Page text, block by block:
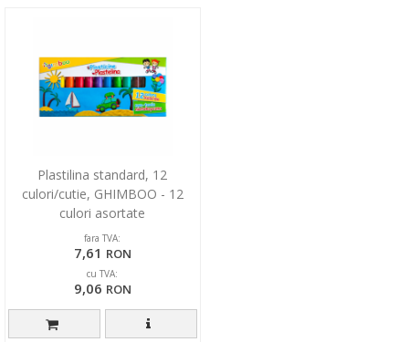
Plastilina standard, 12
culori/cutie, GHIMBOO - 12
culori asortate
fara TVA:
7,61 RON
cu TVA:
9,06 RON